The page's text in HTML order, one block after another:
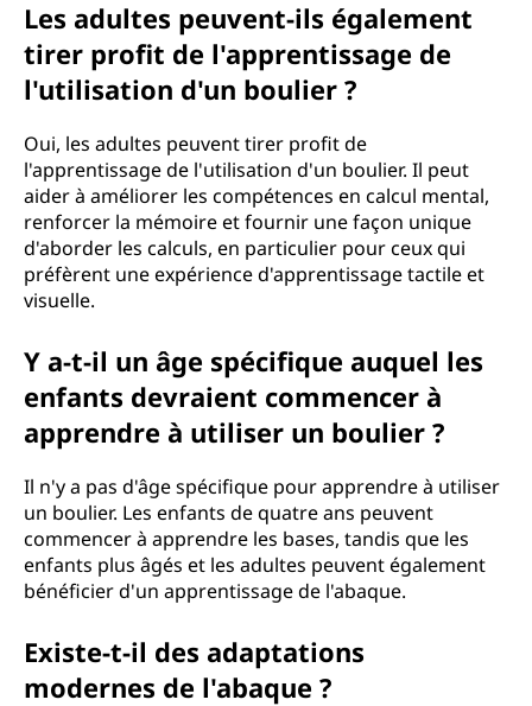
Les adultes peuvent-ils également
tirer profit de l'apprentissage de
l'utilisation d'un boulier ?
Oui, les adultes peuvent tirer profit de
l'apprentissage de l'utilisation d'un boulier. Il peut
aider à améliorer les compétences en calcul mental,
renforcer la mémoire et fournir une façon unique
d'aborder les calculs, en particulier pour ceux qui
préfèrent une expérience d'apprentissage tactile et
visuelle.
Y a-t-il un âge spécifique auquel les
enfants devraient commencer à
apprendre à utiliser un boulier ?
Il n'y a pas d'âge spécifique pour apprendre à utiliser
un boulier. Les enfants de quatre ans peuvent
commencer à apprendre les bases, tandis que les
enfants plus âgés et les adultes peuvent également
bénéficier d'un apprentissage de l'abaque.
Existe-t-il des adaptations
modernes de l'abaque ?